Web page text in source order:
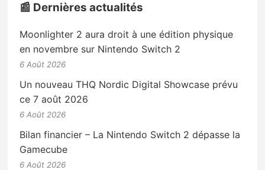
📰 Dernières actualités
Moonlighter 2 aura droit à une édition physique
en novembre sur Nintendo Switch 2
6 Août 2026
Un nouveau THQ Nordic Digital Showcase prévu
ce 7 août 2026
6 Août 2026
Bilan financier – La Nintendo Switch 2 dépasse la
Gamecube
6 Août 2026